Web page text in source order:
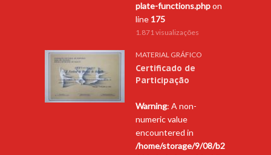
plate-functions.phpon
line 175
1.871 visualizações
MATERIAL GRÁFICO
Certificado de
Participação
Warning: A non-
numeric value
encountered in
/home/storage/9/08/b2